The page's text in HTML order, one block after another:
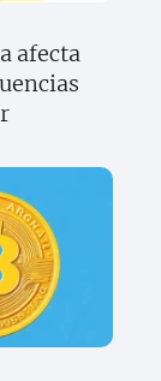
afecta